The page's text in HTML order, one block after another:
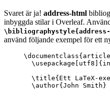
Svaret är ja! address-html
inbyggda stilar i Overleaf.
använd följande exempel för ett
\documentclass{ article
\usepackage
utf8 ]{
\title{Ett LaTeX-
\author{John Smith}